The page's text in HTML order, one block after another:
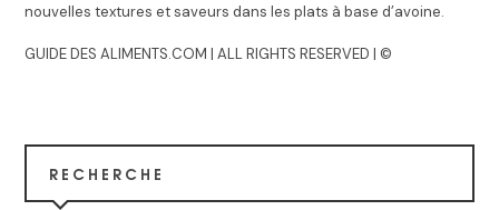
nouvelles textures et saveurs dans les plats à base d’avoine.
GUIDE DES ALIMENTS.COM | ALL RIGHTS RESERVED | ©
RECHERCHE